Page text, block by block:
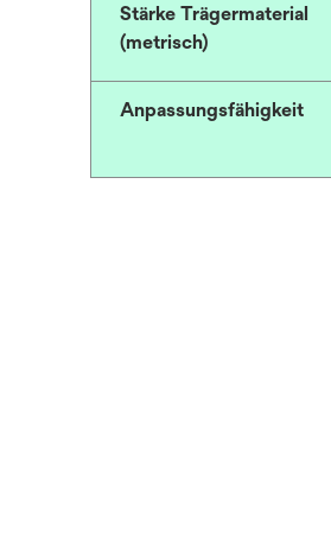
Stärke Trägermaterial
(metrisch)
Anpassungsfähigkeit